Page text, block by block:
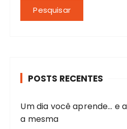
Pesquisar
POSTS RECENTES
Um dia você aprende… e
a mesma